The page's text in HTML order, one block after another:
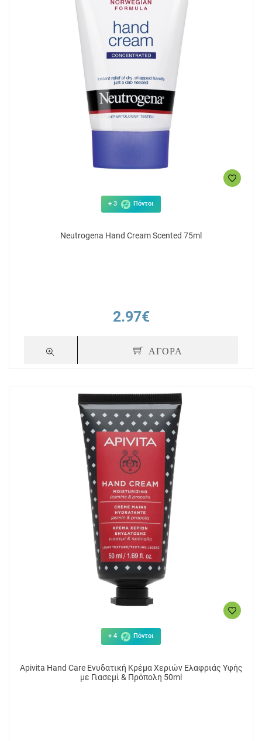
+ 3 Πόντοι
Neutrogena Hand Cream Scented 75ml
2.97€
ΑΓΟΡΑ
+ 4 Πόντοι
Apivita Hand Care Ενυδατική Κρέμα Χεριών Ελαφριάς Υφής
με Γιασεμί & Πρόπολη 50ml